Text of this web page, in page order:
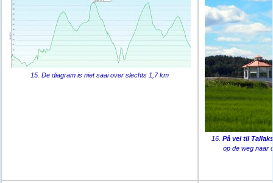
15. De diagram is niet saai over slechts 1,7 km
16. På vei til
op de weg naar